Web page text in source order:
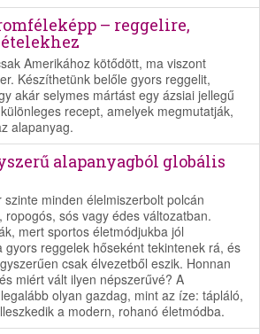
– reggelire,
ételekhez
Amerikához kötődött, ma viszont
Készíthetünk belőle gyors reggelit,
akár selymes mártást egy ázsiai jellegű
recept, amelyek megmutatják,
alapanyag.
alapanyagból globális
minden élelmiszerbolt polcán
ropogós, sós vagy édes változatban.
mert sportos életmódjukba jól
gyors reggelek hőseként tekintenek rá, és
csak élvezetből eszik. Honnan
miért vált ilyen népszerűvé? A
olyan gazdag, mint az íze: tápláló,
a modern, rohanó életmódba.